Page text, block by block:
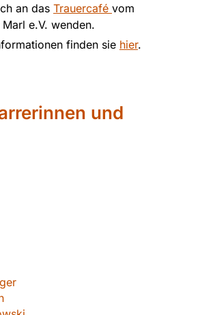
an das Trauercafé vom
e.V. wenden.
finden sie hier.
und